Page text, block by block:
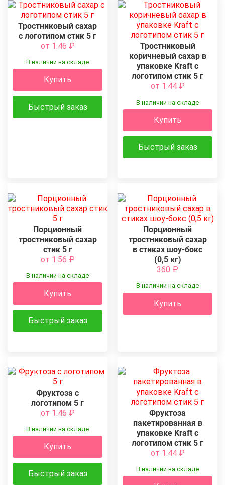
Тростниковый сахар
с логотипом стик 5 г
от 1.46 ₽
В наличии на складе
Купить
Быстрый заказ
Тростниковый
коричневый сахар в
упаковке Kraft с
логотипом стик 5 г
от 1.44 ₽
В наличии на складе
Купить
Быстрый заказ
Порционный
тростниковый сахар
стик 5 г
от 1.56 ₽
В наличии на складе
Купить
Быстрый заказ
Порционный
тростниковый сахар
в стиках шоу-бокс
(0,5 кг)
360 ₽
В наличии на складе
Купить
Фруктоза с
логотипом 5 г
от 1.46 ₽
В наличии на складе
Купить
Быстрый заказ
Фруктоза
пакетированная в
упаковке Kraft с
логотипом стик 5 г
от 1.44 ₽
В наличии на складе